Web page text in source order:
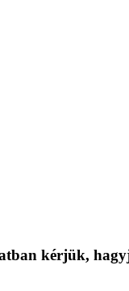
kérjük,